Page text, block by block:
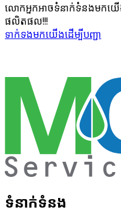
លោក​អ្នក​អាច​ទំនាក់​ទំនង​មក​យើ
ផលិតផល!!!
ទាក់ទង​មក​យើង​ដើម្បី​បញ្ជា​
ទំនាក់ទំនង